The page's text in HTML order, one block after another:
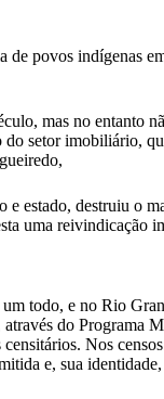
povos indígenas
mas no
setor imobiliário,
estado, destruiu o
uma
todo, e no Rio
do Programa
Nos
e, sua